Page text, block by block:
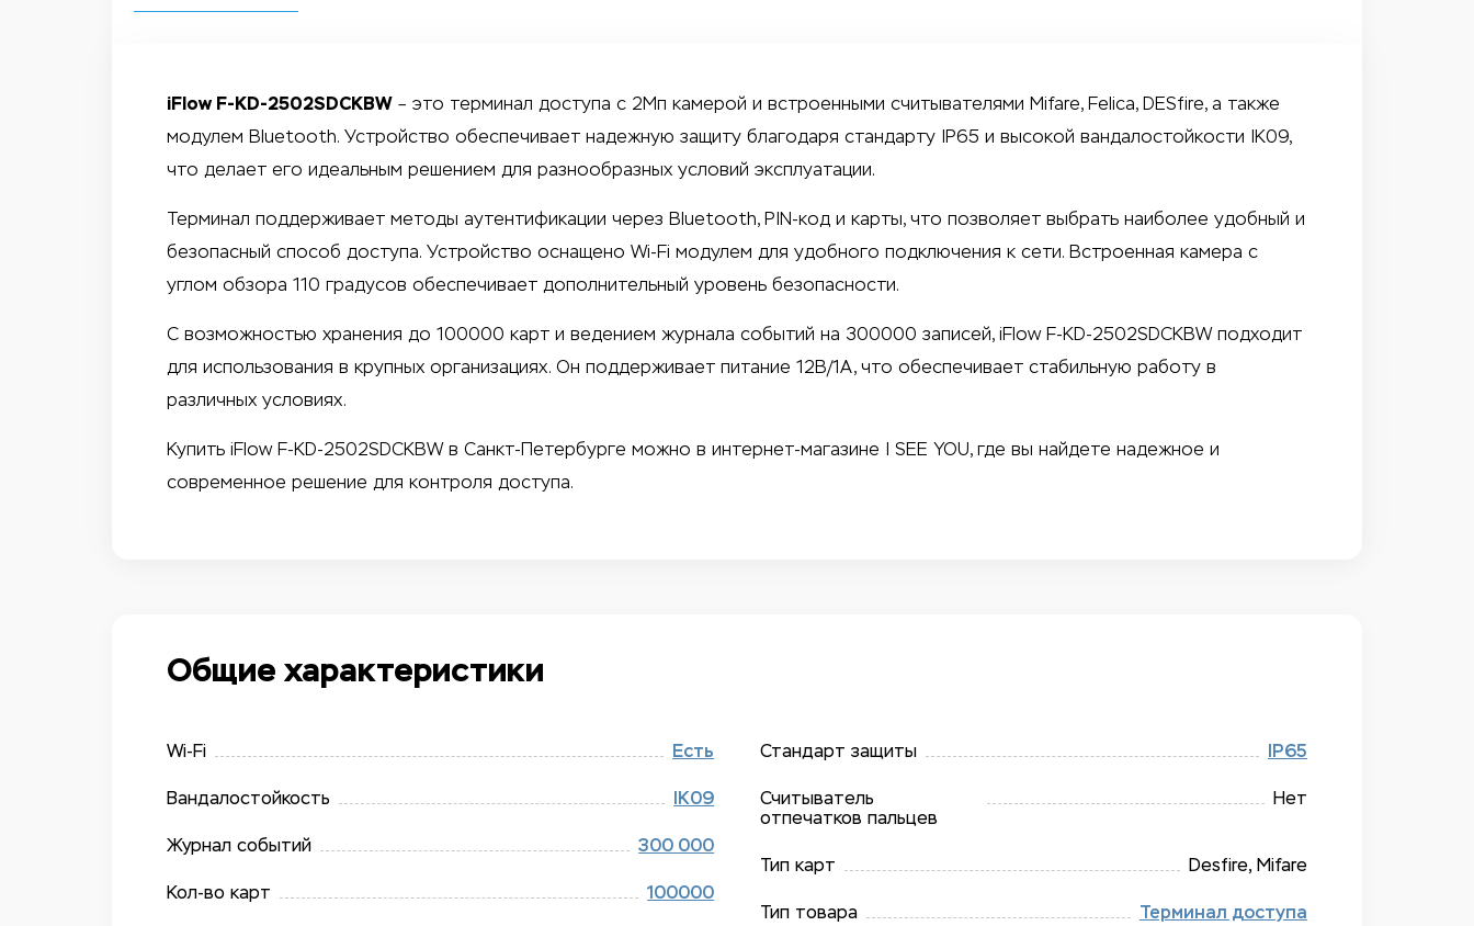
iFlow F-KD-2502SDCKBW – это терминал доступа с 2Мп камерой и встроенными считывателями Mifare, Felica, DESfire, а также
модулем Bluetooth. Устройство обеспечивает надежную защиту благодаря стандарту IP65 и высокой вандалостойкости IK09,
что делает его идеальным решением для разнообразных условий эксплуатации.
Терминал поддерживает методы аутентификации через Bluetooth, PIN-код и карты, что позволяет выбрать наиболее удобный и
безопасный способ доступа. Устройство оснащено Wi-Fi модулем для удобного подключения к сети. Встроенная камера с
углом обзора 110 градусов обеспечивает дополнительный уровень безопасности.
С возможностью хранения до 100000 карт и ведением журнала событий на 300000 записей, iFlow F-KD-2502SDCKBW подходит
для использования в крупных организациях. Он поддерживает питание 12В/1A, что обеспечивает стабильную работу в
различных условиях.
Купить iFlow F-KD-2502SDCKBW в Санкт-Петербурге можно в интернет-магазине I SEE YOU, где вы найдете надежное и
современное решение для контроля доступа.
Общие характеристики
Wi-Fi Есть
Вандалостойкость IK09
Журнал событий 300 000
Кол-во карт 100000
Стандарт защиты IP65
Считыватель
отпечатков пальцев
Нет
Тип карт Desfire, Mifare
Тип товара Терминал доступа